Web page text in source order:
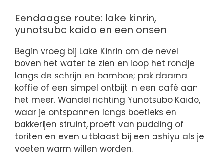
Eendaagse route: lake kinrin,
yunotsubo kaido en een onsen
Begin vroeg bij Lake Kinrin om de nevel
boven het water te zien en loop het rondje
langs de schrijn en bamboe; pak daarna
koffie of een simpel ontbijt in een café aan
het meer. Wandel richting Yunotsubo Kaido,
waar je ontspannen langs boetieks en
bakkerijen struint, proeft van pudding of
toriten en even uitblaast bij een ashiyu als je
voeten warm willen worden.